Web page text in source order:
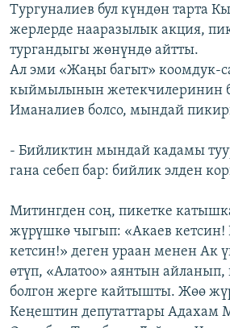
Тургуналиев бул күндөн тарта
жерлерде нааразылык акция,
тургандыгы жөнүндө айтты.
Ал эми «Жаңы багыт» коомдук-
кыймылынын жетекчилеринин
Иманалиев болсо, мындай
- Бийликтин мындай кадамы
гана себеп бар: бийлик элден
Митингден соң, пикетке
жүрүшкө чыгып: «Акаев кетсин!
кетсин!» деген ураан менен Ак
өтүп, «Алатоо» аянтын айланып,
болгон жерге кайтышты. Жөө
Кеңештин депутаттары Адахам